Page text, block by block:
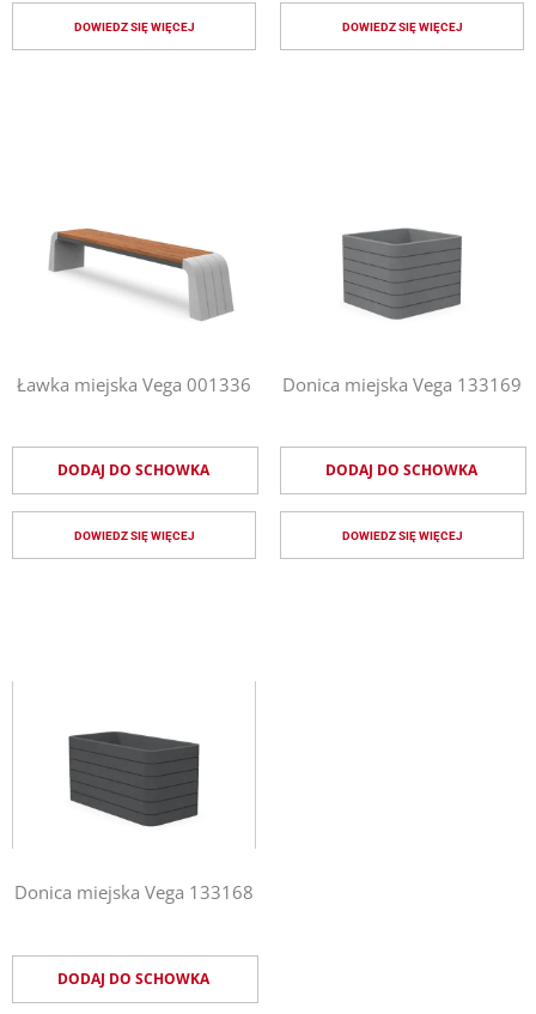
DOWIEDZ SIĘ WIĘCEJ DOWIEDZ SIĘ WIĘCEJ
Ławka miejska Vega 001336
DOWIEDZ SIĘ WIĘCEJ
DODAJ DO SCHOWKA
Donica miejska Vega 133169
DOWIEDZ SIĘ WIĘCEJ
DODAJ DO SCHOWKA
Donica miejska Vega 133168
DODAJ DO SCHOWKA